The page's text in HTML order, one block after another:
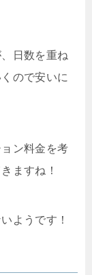
日数を重ね
ので安いに
ン料金を考
ますね！
ようです！